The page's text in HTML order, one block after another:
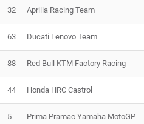
32 Aprilia Racing Team
63 Ducati Lenovo Team
88 Red Bull KTM Factory Racing
44 Honda HRC Castrol
5 Prima Pramac Yamaha MotoGP